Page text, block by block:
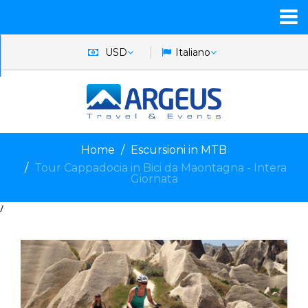
USD Italiano
Home
Escursioni in MTB
Tour Cappadocia in Bici da Maontagna - Intera
Giornata
/